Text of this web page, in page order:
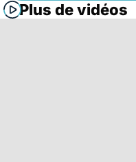
Plus de vidéos